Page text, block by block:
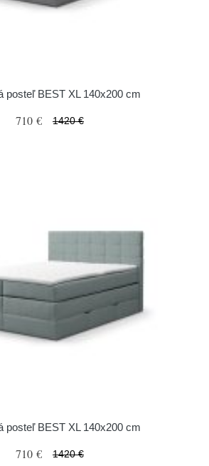
posteľ BEST XL 140x200 cm
710 € 1420 €
posteľ BEST XL 140x200 cm
710 € 1420 €